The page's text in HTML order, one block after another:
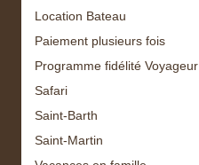
Location Bateau
Paiement plusieurs fois
Programme fidélité Voyageur
Safari
Saint-Barth
Saint-Martin